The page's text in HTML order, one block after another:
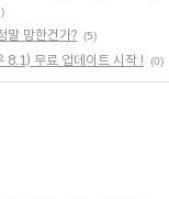
말 망한건가? (5)
무료 업데이트 시작 ! (0)